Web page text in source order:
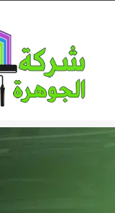
content